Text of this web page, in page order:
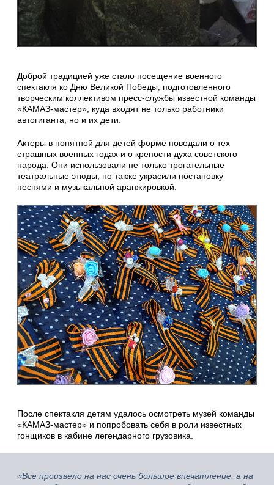
Доброй традицией уже стало посещение военного
спектакля ко Дню Великой Победы, подготовленного
творческим коллективом пресс-службы известной команды
«КАМАЗ-мастер», куда входят не только работники
автогиганта, но и их дети.
Актеры в понятной для детей форме поведали о тех
страшных военных годах и о крепости духа советского
народа. Они использовали не только трогательные
театральные этюды, но также украсили постановку
песнями и музыкальной аранжировкой.
После спектакля детям удалось осмотреть музей команды
«КАМАЗ-мастер» и попробовать себя в роли известных
гонщиков в кабине легендарного грузовика.
«Все произвело на нас очень большое впечатление, а на